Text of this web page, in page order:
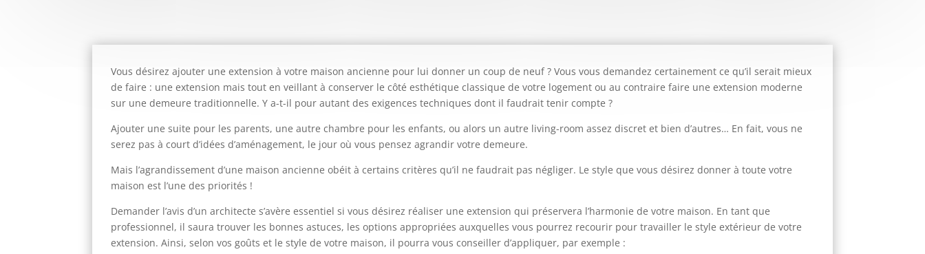
Vous désirez ajouter une extension à votre maison ancienne pour lui donner un coup de neuf ? Vous vous demandez certainement ce qu’il serait mieux
de faire : une extension mais tout en veillant à conserver le côté esthétique classique de votre logement ou au contraire faire une extension moderne
sur une demeure traditionnelle. Y a-t-il pour autant des exigences techniques dont il faudrait tenir compte ?
Ajouter une suite pour les parents, une autre chambre pour les enfants, ou alors un autre living-room assez discret et bien d’autres… En fait, vous ne
serez pas à court d’idées d’aménagement, le jour où vous pensez agrandir votre demeure.
Mais l’agrandissement d’une maison ancienne obéit à certains critères qu’il ne faudrait pas négliger. Le style que vous désirez donner à toute votre
maison est l’une des priorités !
Demander l’avis d’un architecte s’avère essentiel si vous désirez réaliser une extension qui préservera l’harmonie de votre maison. En tant que
professionnel, il saura trouver les bonnes astuces, les options appropriées auxquelles vous pourrez recourir pour travailler le style extérieur de votre
extension. Ainsi, selon vos goûts et le style de votre maison, il pourra vous conseiller d’appliquer, par exemple :